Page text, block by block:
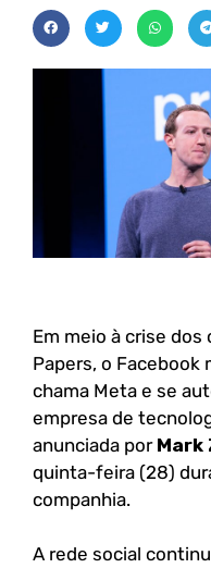
Em meio à crise dos
Papers, o Facebook
chama Meta e se
empresa de
anunciada por Mark
quinta-feira (28)
companhia.⁣
A rede social